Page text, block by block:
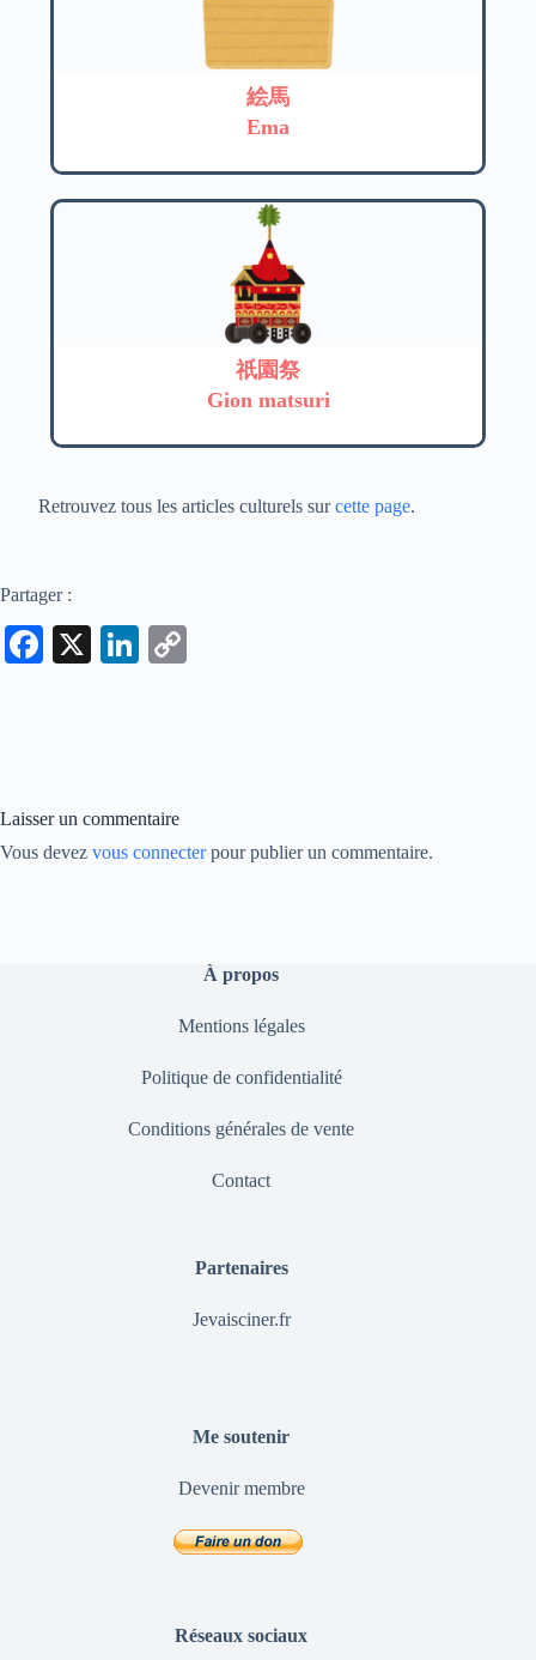
絵馬
Ema
祇園祭
Gion matsuri
Retrouvez tous les articles culturels surcette page.
Partager :
Fa
X
Li
Laisser un commentaire
Vous devez vous connecterpour publier un commentaire.
À propos
Mentions légales
Politique de confidentialité
Conditions générales de vente
Contact
Partenaires
Jevaisciner.fr
Me soutenir
Devenir membre
Réseaux sociaux